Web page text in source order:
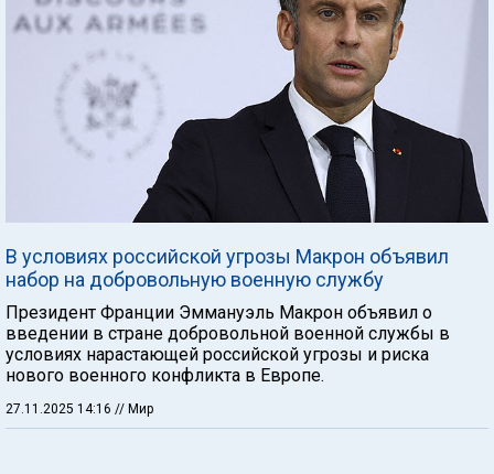
В условиях российской угрозы Макрон объявил
набор на добровольную военную службу
Президент Франции Эммануэль Макрон объявил о
введении в стране добровольной военной службы в
условиях нарастающей российской угрозы и риска
нового военного конфликта в Европе.
27.11.2025 14:16 // Мир